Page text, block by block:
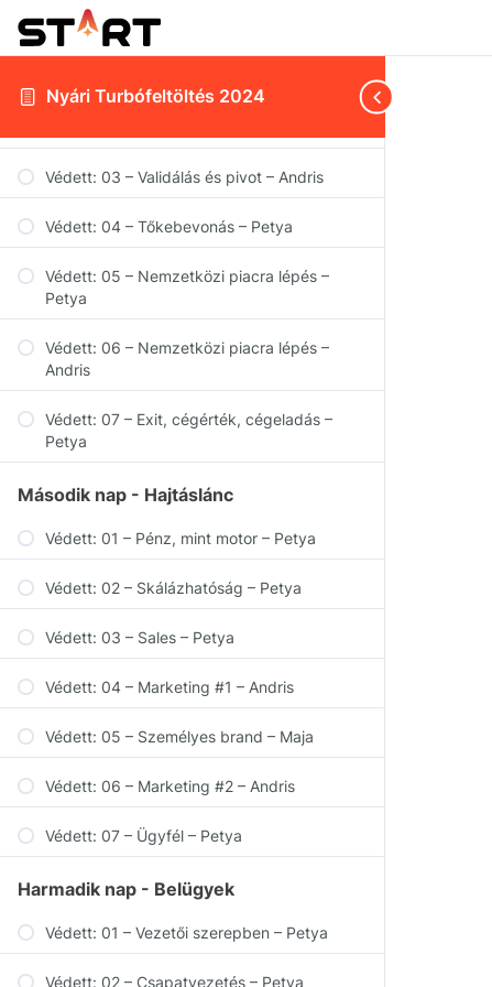
Nyári Turbófeltöltés 2024
Első nap - Vállalkozói életút
Védett: 03 – Validálás és pivot – Andris
Védett: 04 – Tőkebevonás – Petya
Védett: 05 – Nemzetközi piacra lépés –
Petya
Védett: 06 – Nemzetközi piacra lépés –
Andris
Védett: 07 – Exit, cégérték, cégeladás –
Petya
Második nap - Hajtáslánc
Védett: 01 – Pénz, mint motor – Petya
Védett: 02 – Skálázhatóság – Petya
Védett: 03 – Sales – Petya
Védett: 04 – Marketing #1 – Andris
Védett: 05 – Személyes brand – Maja
Védett: 06 – Marketing #2 – Andris
Védett: 07 – Ügyfél – Petya
Harmadik nap - Belügyek
Védett: 01 – Vezetői szerepben – Petya
Védett: 02 – Csapatvezetés – Petya